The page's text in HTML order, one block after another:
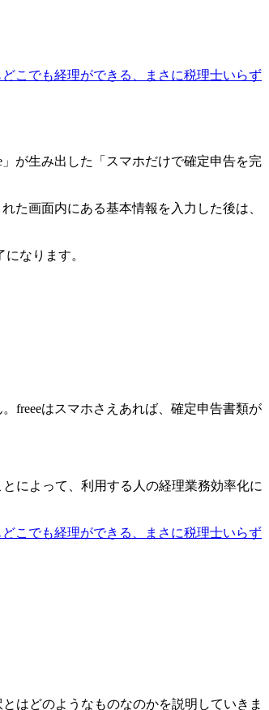
こでも経理ができる、まさに税理士いらず
が生み出した「スマホだけで確定申告を完
た画面内にある基本情報を入力した後は、
なります。
freeeはスマホさえあれば、確定申告書類が
によって、利用する人の経理業務効率化に
こでも経理ができる、まさに税理士いらず
はどのようなものなのかを説明していきま